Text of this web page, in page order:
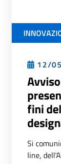
12/
fini
Si
line,